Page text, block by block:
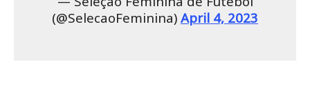
— Seleção Feminina de Futebol
(@SelecaoFeminina) April 4, 2023